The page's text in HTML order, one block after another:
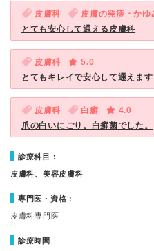
皮膚科 皮膚の発疹・かゆ
とても安心して通える皮膚科
皮膚科
5.0
とてもキレイで安心して通えます
皮膚科 白癬
4.0
爪の白いにごり。白癬菌でした。
診療科目：
皮膚科、美容皮膚科
専門医・資格：
皮膚科専門医
診療時間